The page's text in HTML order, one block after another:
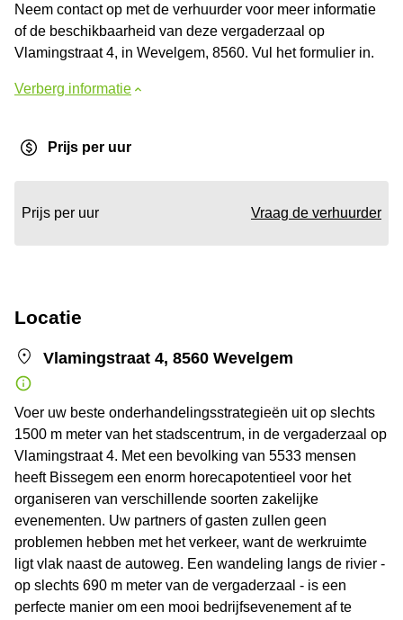
Neem contact op met de verhuurder voor meer informatie
of de beschikbaarheid van deze vergaderzaal op
Vlamingstraat 4, in Wevelgem, 8560. Vul het formulier in.
Verberg informatie
Prijs per uur
Prijs per uur Vraag de verhuurder
Locatie
Vlamingstraat 4, 8560 Wevelgem
Voer uw beste onderhandelingsstrategieën uit op slechts
1500 m meter van het stadscentrum, in de vergaderzaal op
Vlamingstraat 4. Met een bevolking van 5533 mensen
heeft Bissegem een enorm horecapotentieel voor het
organiseren van verschillende soorten zakelijke
evenementen. Uw partners of gasten zullen geen
problemen hebben met het verkeer, want de werkruimte
ligt vlak naast de autoweg. Een wandeling langs de rivier -
op slechts 690 m meter van de vergaderzaal - is een
perfecte manier om een mooi bedrijfsevenement af te